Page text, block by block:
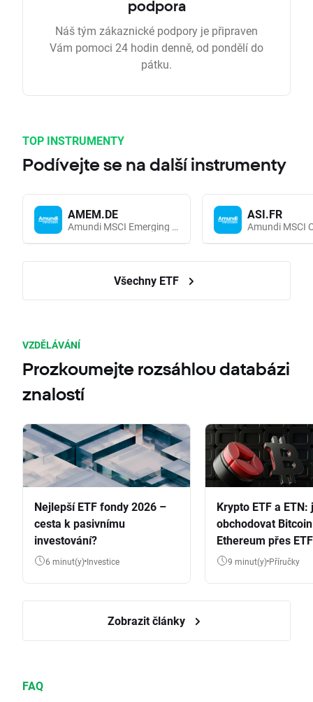
podpora
Náš tým zákaznické podpory je připraven
Vám pomoci 24 hodin denně, od pondělí do
pátku.
TOP INSTRUMENTY
Podívejte se na další instrumenty
AMEM.DE
Amundi MSCI Emerging Markets UCITS (Acc EUR)
ASI.FR
Všechny ETF
VZDĚLÁVÁNÍ
Prozkoumejte rozsáhlou databázi
znalostí
Nejlepší ETF fondy 2026 –
cesta k pasivnímu
investování?
6 minut(y) Investice
Krypto ETF a ETN:
obchodovat
Ethereum přes
9 minut(y) Příručky
Zobrazit články
FAQ